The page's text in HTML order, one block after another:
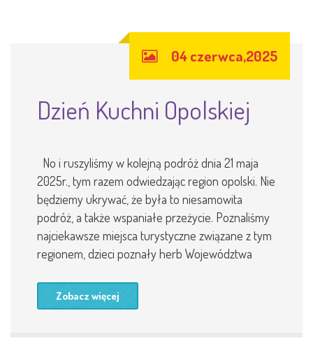
04 czerwca,2025
Dzień Kuchni Opolskiej
No i ruszyliśmy w kolejną podróż dnia 21 maja
2025r., tym razem odwiedzając region opolski. Nie
będziemy ukrywać, że była to niesamowita
podróż, a także wspaniałe przeżycie. Poznaliśmy
najciekawsze miejsca turystyczne związane z tym
regionem, dzieci poznały herb Województwa
Zobacz więcej